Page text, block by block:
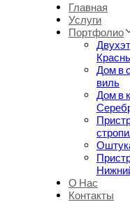
Главная
Услуги
Портфолио
Дом в
виль
Дом в
О Нас
Контакты